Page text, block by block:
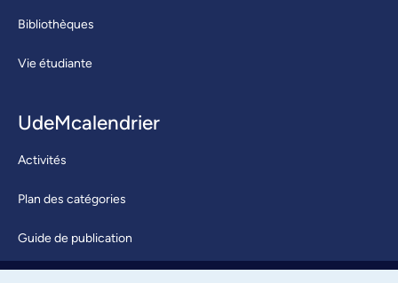
Bibliothèques
Vie étudiante
UdeMcalendrier
Activités
Plan des catégories
Guide de publication